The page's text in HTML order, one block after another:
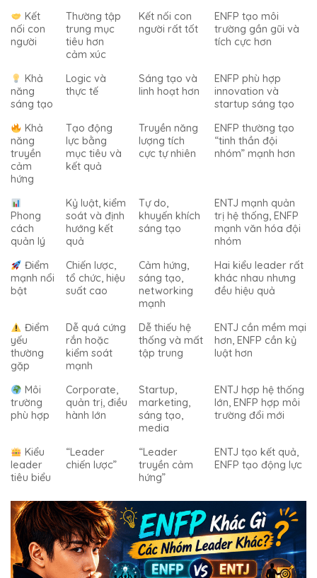
Kết
nối con
người
Thường tập
trung mục
tiêu hơn
cảm xúc
Kết nối con
người rất tốt
ENFP tạo môi
trường gần gũi và
tích cực hơn
Khả
năng
sáng tạo
Logic và
thực tế
Sáng tạo và
linh hoạt hơn
ENFP phù hợp
innovation và
startup sáng tạo
Khả
năng
truyền
cảm
hứng
Tạo động
lực bằng
mục tiêu và
kết quả
Truyền năng
lượng tích
cực tự nhiên
ENFP thường tạo
“tinh thần đội
nhóm” mạnh hơn
Phong
cách
quản lý
Kỷ luật, kiểm
soát và định
hướng kết
quả
Tự do,
khuyến khích
sáng tạo
ENTJ mạnh quản
trị hệ thống, ENFP
mạnh văn hóa đội
nhóm
Điểm
mạnh nổi
bật
Chiến lược,
tổ chức, hiệu
suất cao
Cảm hứng,
sáng tạo,
networking
mạnh
Hai kiểu leader rất
khác nhau nhưng
đều hiệu quả
Điểm
yếu
thường
gặp
Dễ quá cứng
rắn hoặc
kiểm soát
mạnh
Dễ thiếu hệ
thống và mất
tập trung
ENTJ cần mềm mại
hơn, ENFP cần kỷ
luật hơn
Môi
trường
phù hợp
Corporate,
quản trị, điều
hành lớn
Startup,
marketing,
sáng tạo,
media
ENTJ hợp hệ thống
lớn, ENFP hợp môi
trường đổi mới
Kiểu
leader
tiêu biểu
“Leader
chiến lược”
“Leader
truyền cảm
hứng”
ENTJ tạo kết quả,
ENFP tạo động lực